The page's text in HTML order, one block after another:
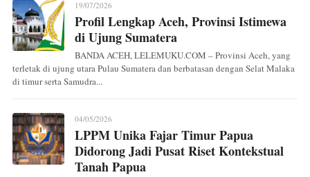
19/07/2026
Profil Lengkap Aceh, Provinsi Istimewa
di Ujung Sumatera
BANDA ACEH, LELEMUKU.COM – Provinsi Aceh, yang
terletak di ujung utara Pulau Sumatera dan berbatasan dengan Selat Malaka
di timur serta Samudra...
04/05/2026
LPPM Unika Fajar Timur Papua
Didorong Jadi Pusat Riset Kontekstual
Tanah Papua